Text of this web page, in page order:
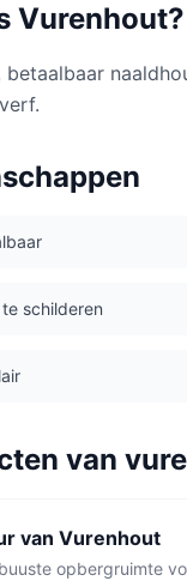
Vurenhout?
betaalbaar
schilderen
van
van Vurenhout
opbergruimte